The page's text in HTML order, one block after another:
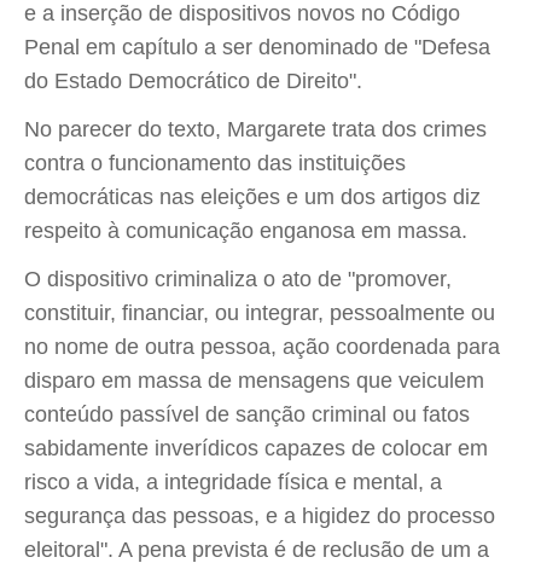
e a inserção de dispositivos novos no Código
Penal em capítulo a ser denominado de "Defesa
do Estado Democrático de Direito".
No parecer do texto, Margarete trata dos crimes
contra o funcionamento das instituições
democráticas nas eleições e um dos artigos diz
respeito à comunicação enganosa em massa.
O dispositivo criminaliza o ato de "promover,
constituir, financiar, ou integrar, pessoalmente ou
no nome de outra pessoa, ação coordenada para
disparo em massa de mensagens que veiculem
conteúdo passível de sanção criminal ou fatos
sabidamente inverídicos capazes de colocar em
risco a vida, a integridade física e mental, a
segurança das pessoas, e a higidez do processo
eleitoral". A pena prevista é de reclusão de um a